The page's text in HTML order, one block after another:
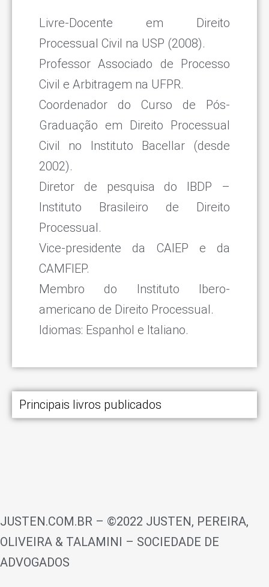
Livre-Docente em Direito
Processual Civil na USP (2008).
Professor Associado de Processo
Civil e Arbitragem na UFPR.
Coordenador do Curso de Pós-
Graduação em Direito Processual
Civil no Instituto Bacellar (desde
2002).
Diretor de pesquisa do IBDP –
Instituto Brasileiro de Direito
Processual.
Vice-presidente da CAIEP e da
CAMFIEP.
Membro do Instituto Ibero-
americano de Direito Processual.
Idiomas: Espanhol e Italiano.
Principais livros publicados
JUSTEN.COM.BR – ©2022 JUSTEN, PEREIRA,
OLIVEIRA & TALAMINI – SOCIEDADE DE
ADVOGADOS